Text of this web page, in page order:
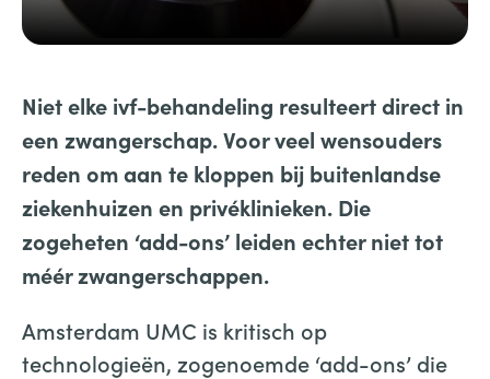
Niet elke ivf-behandeling resulteert direct in
een zwangerschap. Voor veel wensouders
reden om aan te kloppen bij buitenlandse
ziekenhuizen en privéklinieken. Die
zogeheten ‘add-ons’ leiden echter niet tot
méér zwangerschappen.
Amsterdam UMC is kritisch op
technologieën, zogenoemde ‘add-ons’ die